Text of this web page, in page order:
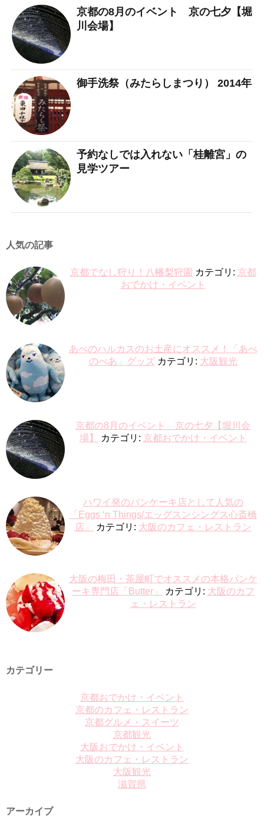
京都の8月のイベント 京の七夕【堀
川会場】
御手洗祭（みたらしまつり） 2014年
予約なしでは入れない「桂離宮」の
見学ツアー
人気の記事
京都でなし狩り！八幡梨狩園 カテゴリ: 京都
おでかけ・イベント
あべのハルカスのお土産にオススメ！「あべ
のべあ」グッズ カテゴリ: 大阪観光
京都の8月のイベント 京の七夕【堀川会
場】
カテゴリ: 京都おでかけ・イベント
ハワイ発のパンケーキ店として人気の
「Eggs ‘n Things/エッグスンシングス心斎橋
店」
カテゴリ: 大阪のカフェ・レストラン
大阪の梅田・茶屋町でオススメの本格パンケ
ーキ専門店「Butter」
カテゴリ: 大阪のカフ
ェ・レストラン
カテゴリー
京都おでかけ・イベント
京都のカフェ・レストラン
京都グルメ・スイーツ
京都観光
大阪おでかけ・イベント
大阪のカフェ・レストラン
大阪観光
滋賀県
アーカイブ